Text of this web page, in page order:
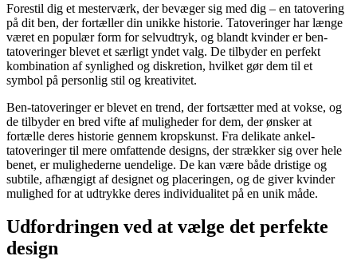
Forestil dig et mesterværk, der bevæger sig med dig – en tatovering
på dit ben, der fortæller din unikke historie. Tatoveringer har længe
været en populær form for selvudtryk, og blandt kvinder er ben-
tatoveringer blevet et særligt yndet valg. De tilbyder en perfekt
kombination af synlighed og diskretion, hvilket gør dem til et
symbol på personlig stil og kreativitet.
Ben-tatoveringer er blevet en trend, der fortsætter med at vokse, og
de tilbyder en bred vifte af muligheder for dem, der ønsker at
fortælle deres historie gennem kropskunst. Fra delikate ankel-
tatoveringer til mere omfattende designs, der strækker sig over hele
benet, er mulighederne uendelige. De kan være både dristige og
subtile, afhængigt af designet og placeringen, og de giver kvinder
mulighed for at udtrykke deres individualitet på en unik måde.
Udfordringen ved at vælge det perfekte
design